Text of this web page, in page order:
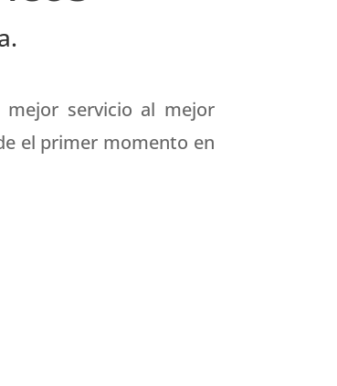
servicio al mejor
el primer momento en